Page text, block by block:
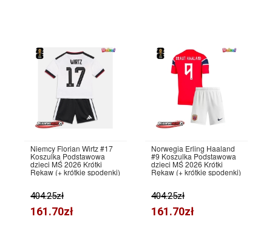
Niemcy Florian Wirtz #17
Koszulka Podstawowa
dzieci MŚ 2026 Krótki
Rękaw (+ krótkie spodenki)
404.25zł
161.70zł
Norwegia Erling Haaland
#9 Koszulka Podstawowa
dzieci MŚ 2026 Krótki
Rękaw (+ krótkie spodenki)
404.25zł
161.70zł